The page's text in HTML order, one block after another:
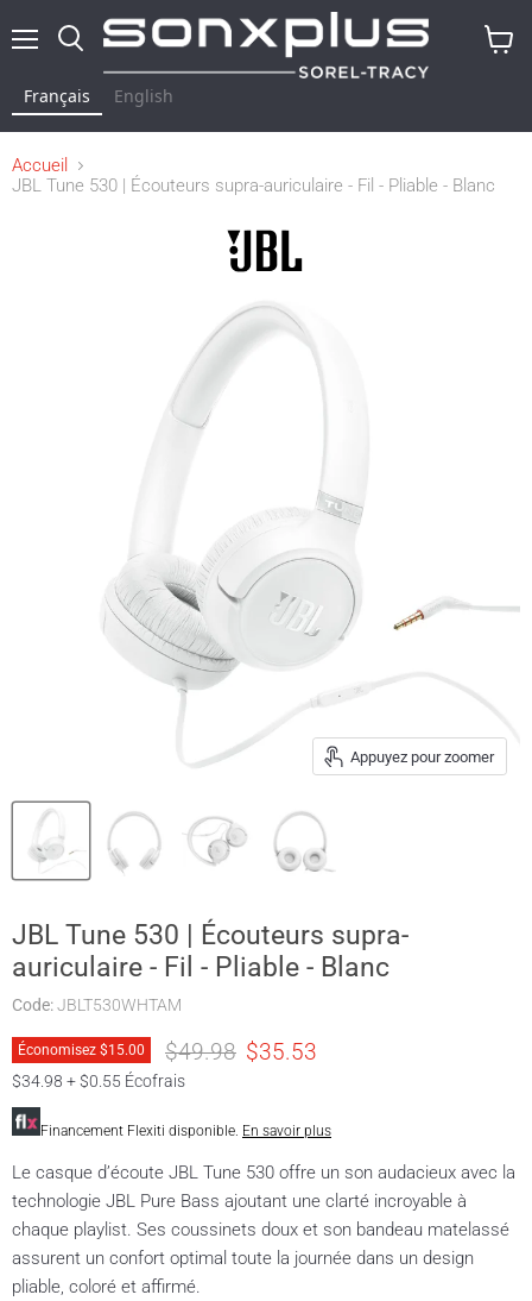
Français English
Accueil
JBL Tune 530 | Écouteurs supra-auriculaire - Fil - Pliable - Blanc
Appuyez pour zoomer
JBL Tune 530 | Écouteurs supra-
auriculaire - Fil - Pliable - Blanc
Code:JBLT530WHTAM
Économisez $15.00 Prix original
$49.98 Prix actuel
$35.53
$34.98 + $0.55 Écofrais
Financement Flexiti disponible. En savoir plus
Le casque d’écoute JBL Tune 530 offre un son audacieux avec la
technologie JBL Pure Bass ajoutant une clarté incroyable à
chaque playlist. Ses coussinets doux et son bandeau matelassé
assurent un confort optimal toute la journée dans un design
pliable, coloré et affirmé.